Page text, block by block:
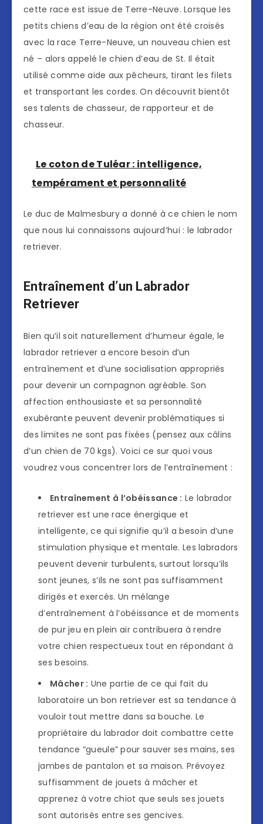
cette race est issue de Terre-Neuve. Lorsque les
petits chiens d’eau de la région ont été croisés
avec la race Terre-Neuve, un nouveau chien est
né – alors appelé le chien d’eau de St. Il était
utilisé comme aide aux pêcheurs, tirant les filets
et transportant les cordes. On découvrit bientôt
ses talents de chasseur, de rapporteur et de
chasseur.
Le coton de Tuléar : intelligence,
tempérament et personnalité
Le duc de Malmesbury a donné à ce chien le nom
que nous lui connaissons aujourd’hui : le labrador
retriever.
Entraînement d’un Labrador
Retriever
Bien qu’il soit naturellement d’humeur égale, le
labrador retriever a encore besoin d’un
entraînement et d’une socialisation appropriés
pour devenir un compagnon agréable. Son
affection enthousiaste et sa personnalité
exubérante peuvent devenir problématiques si
des limites ne sont pas fixées (pensez aux câlins
d’un chien de 70 kgs). Voici ce sur quoi vous
voudrez vous concentrer lors de l’entraînement :
Entraînement à l’obéissance : Le labrador
retriever est une race énergique et
intelligente, ce qui signifie qu’il a besoin d’une
stimulation physique et mentale. Les labradors
peuvent devenir turbulents, surtout lorsqu’ils
sont jeunes, s’ils ne sont pas suffisamment
dirigés et exercés. Un mélange
d’entraînement à l’obéissance et de moments
de pur jeu en plein air contribuera à rendre
votre chien respectueux tout en répondant à
ses besoins.
Mâcher : Une partie de ce qui fait du
laboratoire un bon retriever est sa tendance à
vouloir tout mettre dans sa bouche. Le
propriétaire du labrador doit combattre cette
tendance “gueule” pour sauver ses mains, ses
jambes de pantalon et sa maison. Prévoyez
suffisamment de jouets à mâcher et
apprenez à votre chiot que seuls ses jouets
sont autorisés entre ses gencives.